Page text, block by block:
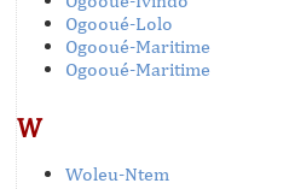
Ogooué-Lolo
Ogooué-Maritime
Ogooué-Maritime
W
Woleu-Ntem